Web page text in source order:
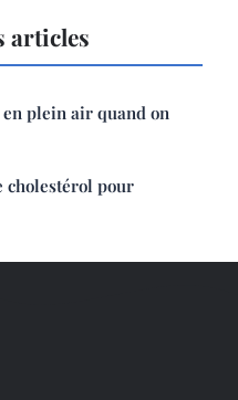
articles
plein air quand on
cholestérol pour